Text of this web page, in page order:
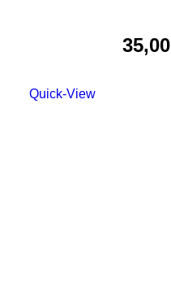
35,00
Quick-View